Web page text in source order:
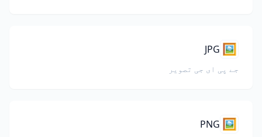
🖼️
JPG
جے پی ای جی تصویر
🖼️
PNG